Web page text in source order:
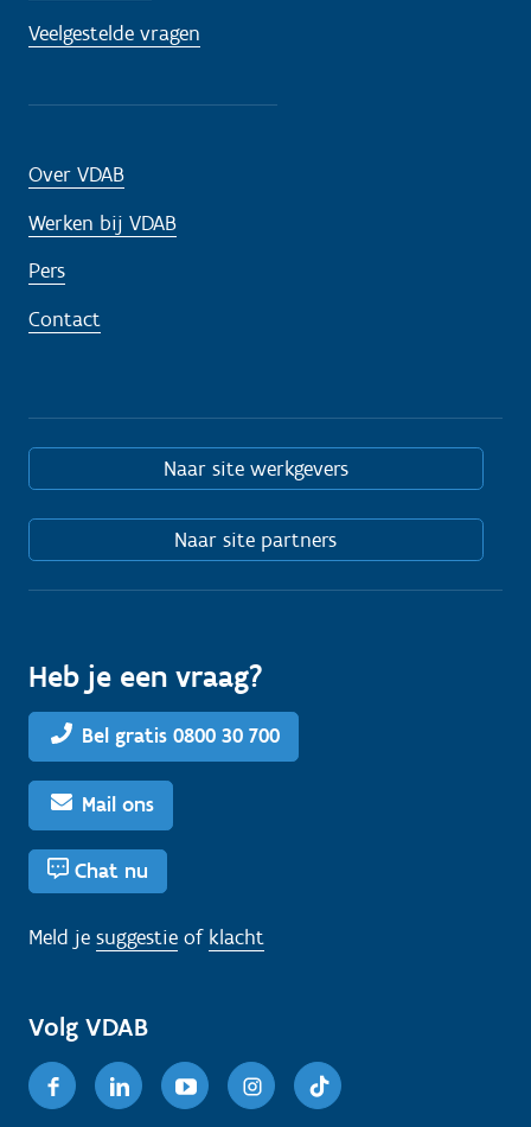
Veelgestelde vragen
Over VDAB
Werken bij VDAB
Pers
Contact
Naar site werkgevers
Naar site partners
Heb je een vraag?
Bel gratis 0800 30 700
Mail ons
Chat nu
Meld je suggestie of klacht
Volg VDAB
FacebookLinkedinYoutubeInstagram